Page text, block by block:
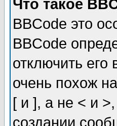
Что такое
BBCode это
BBCode
отключить
очень похож
[ и ], а не < и
создании